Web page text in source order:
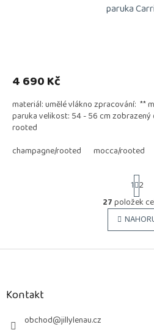
paruka
4 690 Kč
materiál: umělé vlákno zpracování: **
paruka velikost: 54 - 56 cm
rooted
champagne/rooted
mocca/rooted
O
v
l
d
S
t
r
á
n
k
v
1 2
27položek
Z
Kontakt
obchod@jillylenau.cz